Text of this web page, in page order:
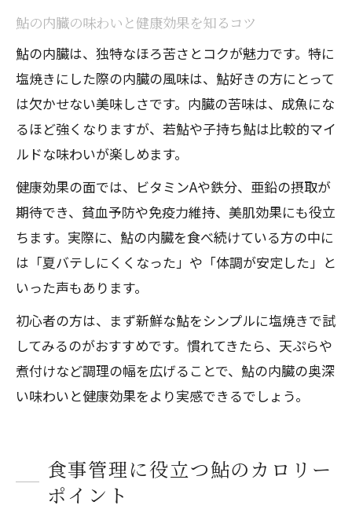
鮎の内臓の味わいと健康効果を知るコツ
鮎の内臓は、独特なほろ苦さとコクが魅力です。特に
塩焼きにした際の内臓の風味は、鮎好きの方にとって
は欠かせない美味しさです。内臓の苦味は、成魚にな
るほど強くなりますが、若鮎や子持ち鮎は比較的マイ
ルドな味わいが楽しめます。
健康効果の面では、ビタミンAや鉄分、亜鉛の摂取が
期待でき、貧血予防や免疫力維持、美肌効果にも役立
ちます。実際に、鮎の内臓を食べ続けている方の中に
は「夏バテしにくくなった」や「体調が安定した」と
いった声もあります。
初心者の方は、まず新鮮な鮎をシンプルに塩焼きで試
してみるのがおすすめです。慣れてきたら、天ぷらや
煮付けなど調理の幅を広げることで、鮎の内臓の奥深
い味わいと健康効果をより実感できるでしょう。
食事管理に役立つ鮎のカロリー
ポイント